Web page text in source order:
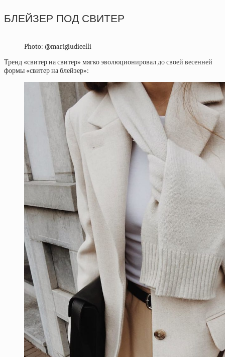
БЛЕЙЗЕР ПОД СВИТЕР
Photo: @marigiudicelli
Тренд «свитер на свитер» мягко эволюционировал до своей весенней
формы «свитер на блейзер»: